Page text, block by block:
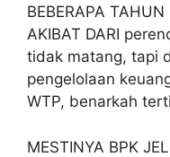
BEBERAPA
AKIBAT DARI
tidak matang, tapi
pengelolaan
WTP, benarkah
MESTINYA BPK